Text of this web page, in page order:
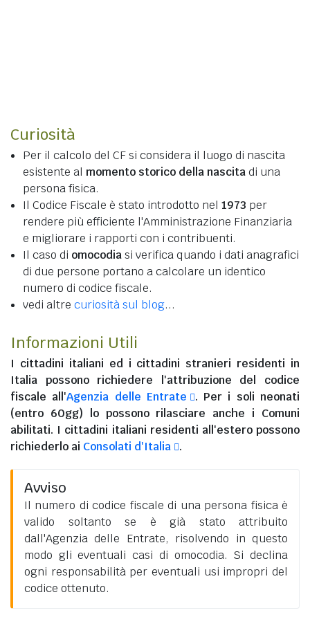
Curiosità
Per il calcolo del CF si considera il luogo di nascita
esistente al momento storico della nascitadi una
persona fisica.
Il Codice Fiscale è stato introdotto nel 1973 per
rendere più efficiente l'Amministrazione Finanziaria
e migliorare i rapporti con i contribuenti.
Il caso di omocodiasi verifica quando i dati anagrafici
di due persone portano a calcolare un identico
numero di codice fiscale.
vedi altre curiosità sul blog...
Informazioni Utili
I cittadini italiani ed i cittadini stranieri residenti in
Italia possono richiedere l'attribuzione del codice
fiscale all'Agenzia delle Entrate
. Per i soli neonati
(entro 60gg) lo possono rilasciare anche i Comuni
abilitati. I cittadini italiani residenti all'esteropossono
richiederlo ai Consolati d'Italia .
Avviso
Il numero di codice fiscale di una persona fisica è
valido soltanto se è già stato attribuito
dall'Agenzia delle Entrate, risolvendo in questo
modo gli eventuali casi di omocodia. Si declina
ogni responsabilità per eventuali usi impropri del
codice ottenuto.